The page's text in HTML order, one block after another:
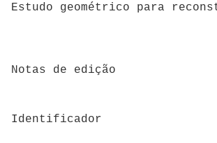
Estudo geométrico para
Notas de edição
Identificador